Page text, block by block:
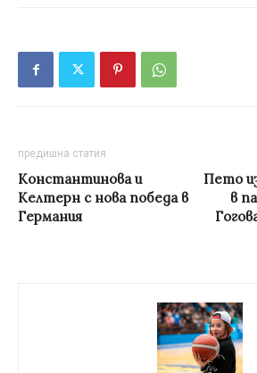
предишна статия
Константинова и
Келтерн с нова победа в
Германия
Пето
в